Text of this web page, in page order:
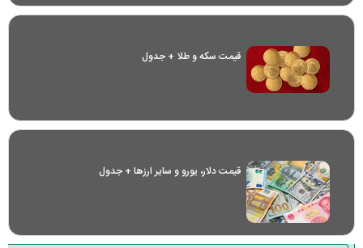
قیمت سکه و طلا + جدول
قیمت دلار، یورو و سایر ارز‌ها + جدول